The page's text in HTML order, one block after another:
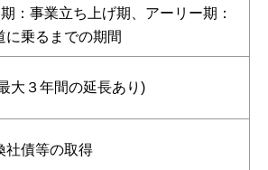
：事業立ち上げ期、アーリー期：
に乗るまでの期間
大３年間の延長あり)
社債等の取得